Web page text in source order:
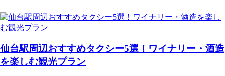
仙台駅周辺おすすめタクシー5選！ワイナリー・酒造
を楽しむ観光プラン